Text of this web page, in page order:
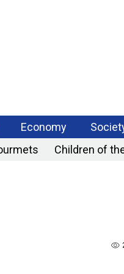
Economy
Children of